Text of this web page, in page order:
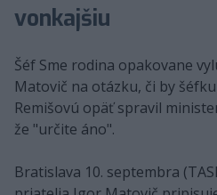
vonkajšiu
Šéf Sme rodina opakovane
Matovič na otázku, či by
Remišovú opäť spravil
že "určite áno".
Bratislava 10. septembra